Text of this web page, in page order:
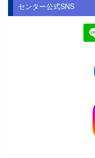
センター公式SNS